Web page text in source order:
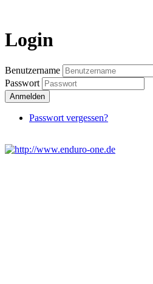
Login
Benutzername
Passwort
Anmelden
Passwort vergessen?